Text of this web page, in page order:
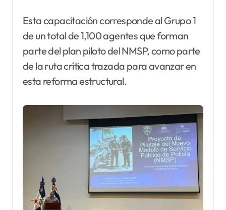
Esta capacitación corresponde al Grupo 1
de un total de 1,100 agentes que forman
parte del plan piloto del NMSP, como parte
de la ruta crítica trazada para avanzar en
esta reforma estructural.